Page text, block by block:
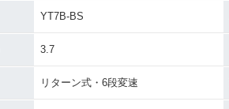
YT7B-BS
3.7
リターン式・6段変速